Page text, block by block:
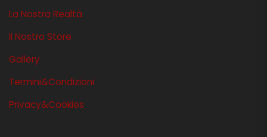
La Nostra Realtà
Il Nostro Store
Gallery
Termini&Condizioni
Privacy&Cookies